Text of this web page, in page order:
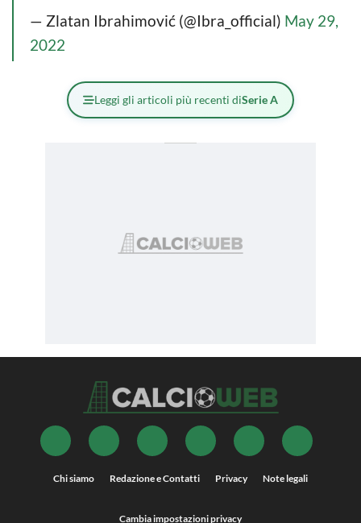
— Zlatan Ibrahimović (@Ibra_official) May 29,
2022
Leggi gli articoli più recenti diSerie A
Chi siamo Redazione e Contatti Privacy Note legali
Cambia impostazioni privacy